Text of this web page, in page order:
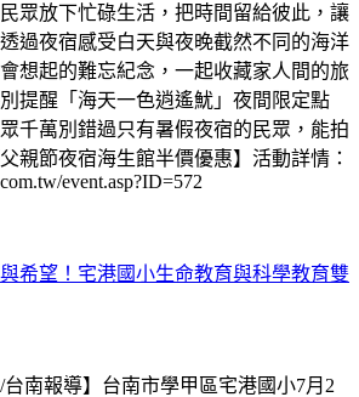
眾放下忙碌生活，把時間留給彼此，讓
過夜宿感受白天與夜晚截然不同的海洋
想起的難忘紀念，一起收藏家人間的旅
提醒「海天一色逍遙魷」夜間限定點
千萬別錯過只有暑假夜宿的民眾，能拍
親節夜宿海生館半價優惠】活動詳情：
event.asp?ID=572
希望！宅港國小生命教育與科學教育雙
台南報導】台南市學甲區宅港國小7月2